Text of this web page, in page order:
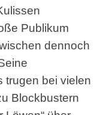
Publikum
dennoch
trugen bei vielen
Blockbustern